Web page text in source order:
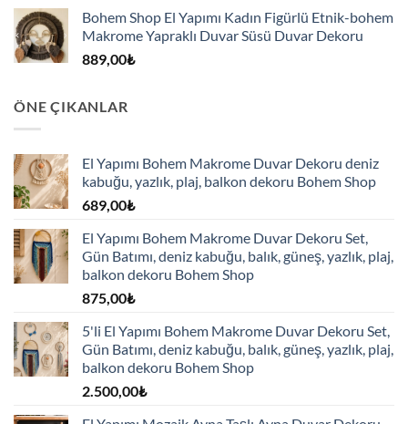
Bohem Shop El Yapımı Kadın Figürlü Etnik-bohem
Makrome Yapraklı Duvar Süsü Duvar Dekoru
889,00₺
ÖNE ÇIKANLAR
El Yapımı Bohem Makrome Duvar Dekoru deniz
kabuğu, yazlık, plaj, balkon dekoru Bohem Shop
689,00₺
El Yapımı Bohem Makrome Duvar Dekoru Set,
Gün Batımı, deniz kabuğu, balık, güneş, yazlık, plaj,
balkon dekoru Bohem Shop
875,00₺
5'li El Yapımı Bohem Makrome Duvar Dekoru Set,
Gün Batımı, deniz kabuğu, balık, güneş, yazlık, plaj,
balkon dekoru Bohem Shop
2.500,00₺